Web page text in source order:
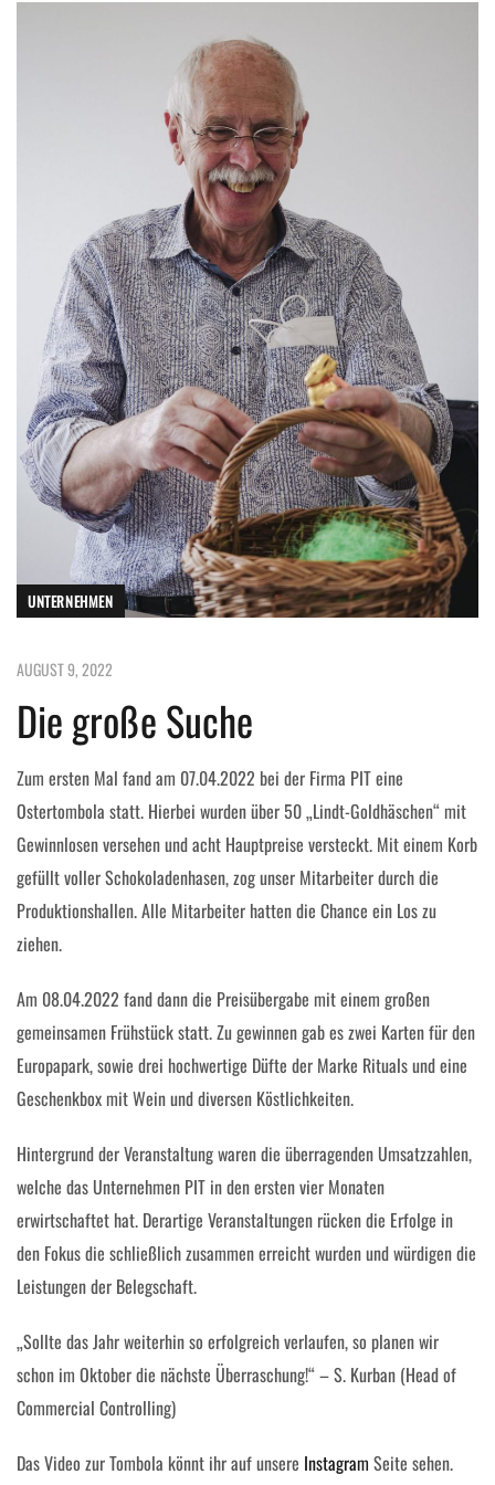
UNTERNEHMEN
AUGUST 9, 2022
Die große Suche
Zum ersten Mal fand am 07.04.2022 bei der Firma PIT eine
Ostertombola statt. Hierbei wurden über 50 „Lindt-Goldhäschen“ mit
Gewinnlosen versehen und acht Hauptpreise versteckt. Mit einem Korb
gefüllt voller Schokoladenhasen, zog unser Mitarbeiter durch die
Produktionshallen. Alle Mitarbeiter hatten die Chance ein Los zu
ziehen.
Am 08.04.2022 fand dann die Preisübergabe mit einem großen
gemeinsamen Frühstück statt. Zu gewinnen gab es zwei Karten für den
Europapark, sowie drei hochwertige Düfte der Marke Rituals und eine
Geschenkbox mit Wein und diversen Köstlichkeiten.
Hintergrund der Veranstaltung waren die überragenden Umsatzzahlen,
welche das Unternehmen PIT in den ersten vier Monaten
erwirtschaftet hat. Derartige Veranstaltungen rücken die Erfolge in
den Fokus die schließlich zusammen erreicht wurden und würdigen die
Leistungen der Belegschaft.
„Sollte das Jahr weiterhin so erfolgreich verlaufen, so planen wir
schon im Oktober die nächste Überraschung!“ – S. Kurban (Head of
Commercial Controlling)
Das Video zur Tombola könnt ihr auf unsere Instagram Seite sehen.